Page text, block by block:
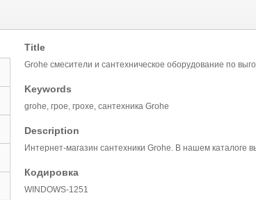
Title
Grohe смесители и сантехническое оборудование по
Keywords
grohe, грое, грохе, сантехника Grohe
Description
Интернет-магазин сантехники Grohe. В нашем каталоге
Кодировка
WINDOWS-1251